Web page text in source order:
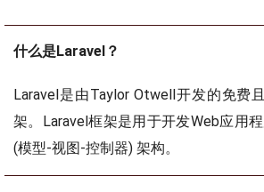
什么是Laravel？
Laravel是由Taylor Otwell开发的免费
架。Laravel框架是用于开发Web应用
(模型-视图-控制器) 架构。